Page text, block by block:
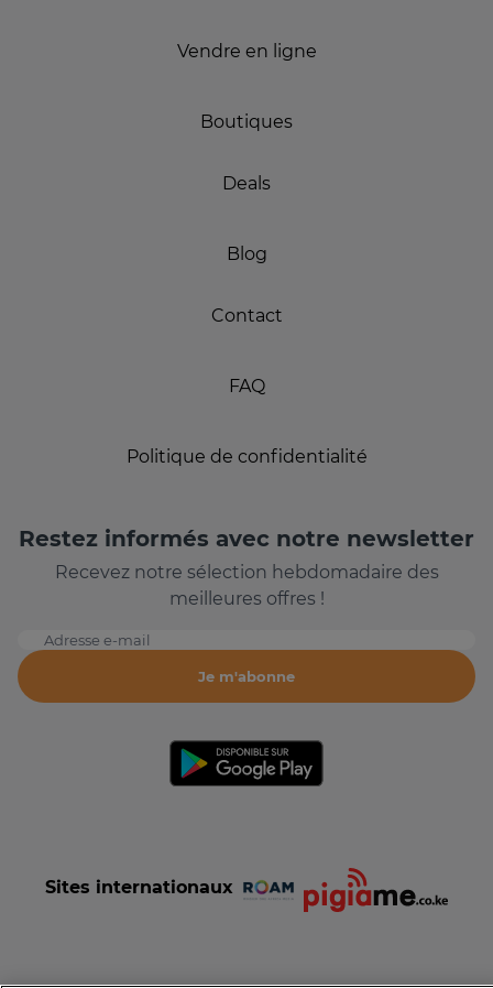
Vendre en ligne
Boutiques
Deals
Blog
Contact
FAQ
Politique de confidentialité
Restez informés avec notre newsletter
Recevez notre sélection hebdomadaire des
meilleures offres !
Adresse e-mail
Je m'abonne
Sites internationaux